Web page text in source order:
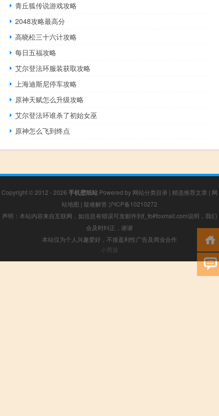
青丘狐传说游戏攻略
2048攻略最高分
高晓松三十六计攻略
每日五福攻略
艾尔登法环服装获取攻略
上海迪斯尼停车攻略
原神天赋怎么升级攻略
艾尔登法环谁杀了初始女巫
原神怎么飞到终点
Copyright © 2012 - 2026 手机壁纸站 Powered by 网站分类目录 | 精选推荐文章 | 网
站地图 | 疑难解答 沪ICP备10210272
声明：本站内容来自互联网，如信息有错误可发邮件到f_fb#foxmail.com说明，我们
会及时纠正，谢谢
本站仅为个人兴趣爱好，不接盈利性广告及商业合作
小男孩